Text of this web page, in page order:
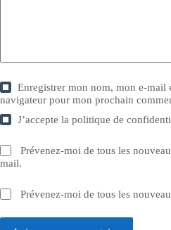
Enregistrer mon nom, mon e-mail
navigateur pour mon prochain
J’accepte lapolitique de
Prévenez-moi de tous les
mail.
Prévenez-moi de tous les